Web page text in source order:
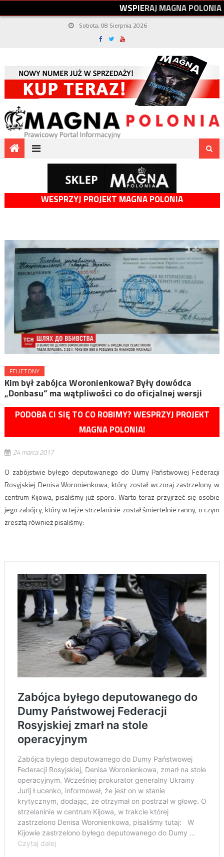
WSPIERAJMAGNAPOLONIA
Sobota, 08 Sierpnia 2026
WESPRZYJ PROJEKT MAGNA POLONIA
FELIETONY
Kim był zabójca Woronienkowa? Były dowódca
„Donbasu” ma wątpliwości co do oficjalnej wersji
PODOBA CI SIĘ TO CO ROBIMY? WESPRZYJ PROJEKT
MAGNA POLONIA!
24 marca 2017
O zabójstwie byłego deputowanego do Dumy Państwowej Federacji
Rosyjskiej Denisa Woronienkowa, który został wczoraj zastrzelony w
centrum Kijowa, pisaliśmy już sporo. Warto teraz przyjrzeć się osobie
jego zabójcy, który w tejże strzelaninie został śmiertelnie ranny, o czym
zresztą również pisaliśmy: